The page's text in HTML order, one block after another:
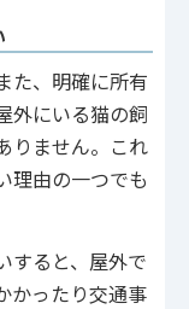
た、明確に所有
外にいる猫の飼
りません。これ
理由の一つでも
すると、屋外で
かったり交通事